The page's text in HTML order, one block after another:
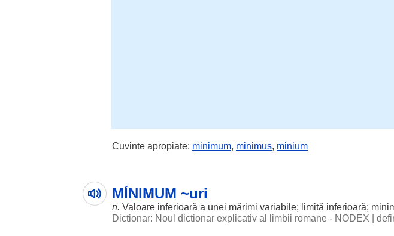
Cuvinte apropiate: minimum, minimus, minium
MÍNIMUM ~uri
n. Valoare inferioară a unei mărimi variabile; limită inferioară;
Dictionar: Noul dictionar explicativ al limbii romane - NODEX